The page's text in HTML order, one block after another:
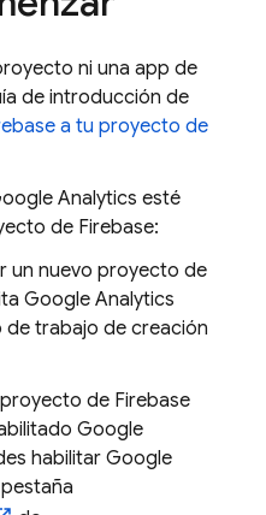
ni una app de
de introducción de
a tu proyecto de
Analytics esté
de Firebase:
un nuevo proyecto de
Google Analytics
de trabajo de creación
de Firebase
Google
habilitar Google